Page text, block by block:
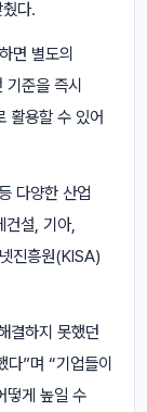
다.
면 별도의
기준을 즉시
활용할 수 있어
다양한 산업
설, 기아,
진흥원(KISA)
결하지 못했던
”며 “기업들이
떻게 높일 수